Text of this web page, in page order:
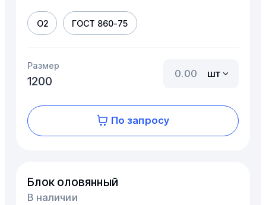
О2 ГОСТ 860-75
Размер
1200
шт
По запросу
Блок оловянный
В наличии